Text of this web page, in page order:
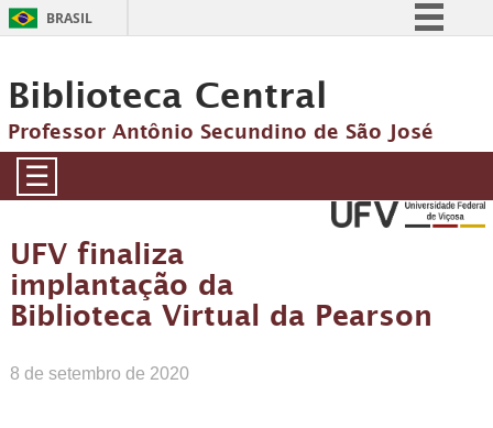
BRASIL
Comunica BR
Participe
Canais
Biblioteca Central
Professor Antônio Secundino de São José
☰
UFV finaliza
implantação da
Biblioteca Virtual da Pearson
8 de setembro de 2020